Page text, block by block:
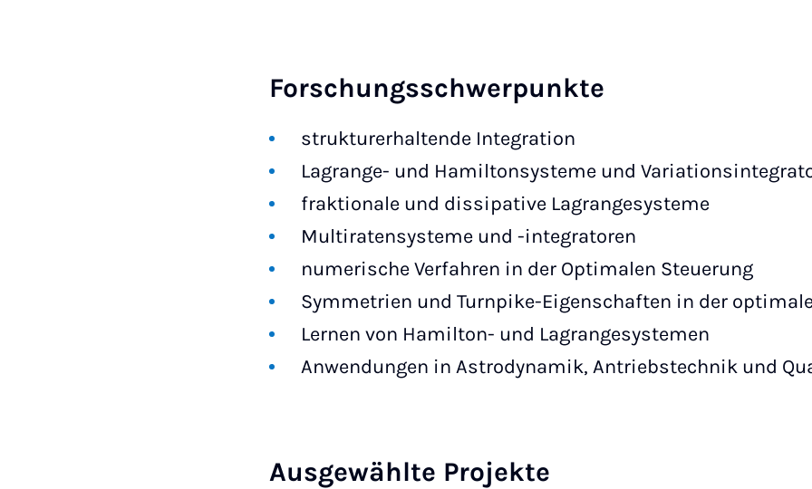
Forschungsschwerpunkte
strukturerhaltende Integration
Lagrange- und Hamiltonsysteme und
fraktionale und dissipative Lagrangesysteme
Multiratensysteme und -integratoren
numerische Verfahren in der Optimalen Steuerung
Symmetrien und Turnpike-Eigenschaften in der
Lernen von Hamilton- und Lagrangesystemen
Anwendungen in Astrodynamik, Antriebstechnik und
Ausgewählte Projekte